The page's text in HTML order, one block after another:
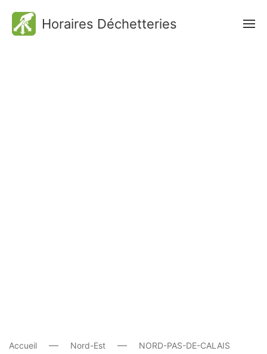
Horaires Déchetteries
Accueil Nord-Est
NORD-PAS-DE-CALAIS